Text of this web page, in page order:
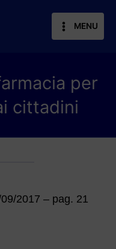
MENU
per
cittadini
2017 – pag. 21